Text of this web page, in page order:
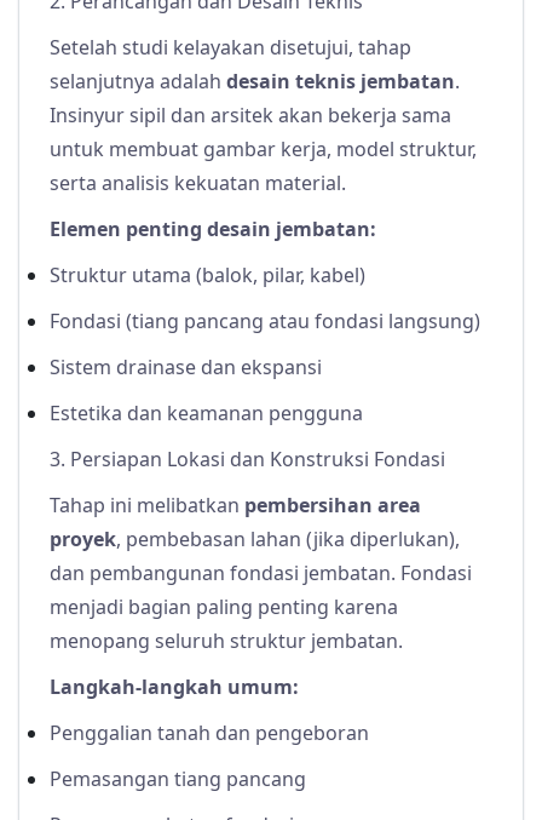
Setelah studi kelayakan disetujui, tahap
selanjutnya adalah desain teknis jembatan.
Insinyur sipil dan arsitek akan bekerja sama
untuk membuat gambar kerja, model struktur,
serta analisis kekuatan material.
Elemen penting desain jembatan:
Struktur utama (balok, pilar, kabel)
Fondasi (tiang pancang atau fondasi langsung)
Sistem drainase dan ekspansi
Estetika dan keamanan pengguna
3. Persiapan Lokasi dan Konstruksi Fondasi
Tahap ini melibatkan pembersihan area
proyek, pembebasan lahan (jika diperlukan),
dan pembangunan fondasi jembatan. Fondasi
menjadi bagian paling penting karena
menopang seluruh struktur jembatan.
Langkah-langkah umum:
Penggalian tanah dan pengeboran
Pemasangan tiang pancang